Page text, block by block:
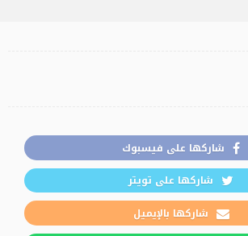
شاركها على فيسبوك
شاركها على تويتر
شاركها بالإيميل